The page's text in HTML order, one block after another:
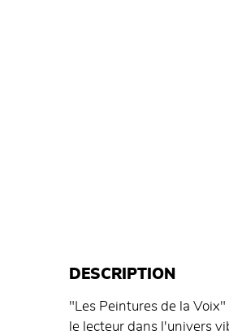
DESCRIPTION
"Les Peintures de la
le lecteur dans l'univers